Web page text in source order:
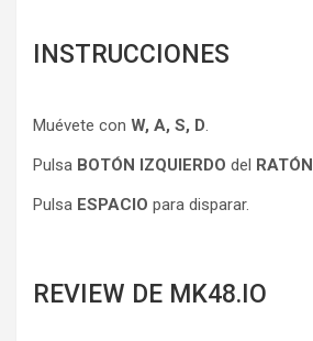
INSTRUCCIONES
Muévete con W, A, S, D.
Pulsa BOTÓN IZQUIERDO del RATÓN
Pulsa ESPACIO para disparar.
REVIEW DE MK48.IO